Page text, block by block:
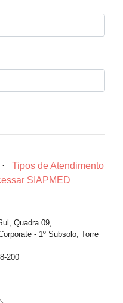
⋅
Tipos de Atendimento
SIAPMED
Quadra 09,
- 1º Subsolo, Torre
200